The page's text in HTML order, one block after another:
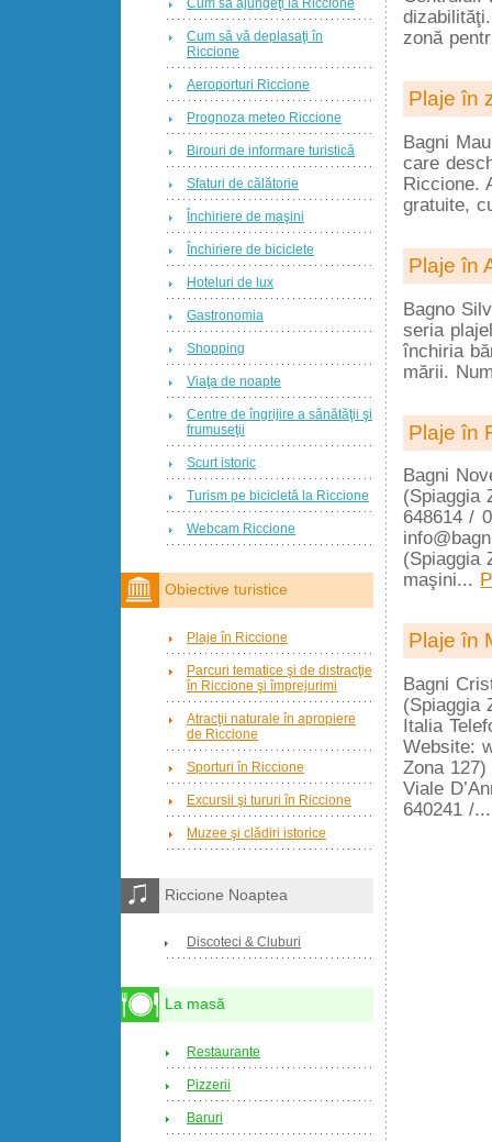
zonă
Plaje în
Bagni
care
Riccione.
gratuite,
Plaje în
Bagno
seria
închiria
mării.
Plaje în
Bagni
(Spiaggia
648614 /
(Spiaggia
maşini...
Plaje în
Bagni
(Spiaggia
Italia
Website:
Zona
Viale
640241 /
Cum să vă deplasaţi în
Riccione
Aeroporturi Riccione
Prognoza meteo Riccione
Birouri de informare turistică
Sfaturi de călătorie
Închiriere de maşini
Închiriere de biciclete
Hoteluri de lux
Gastronomia
Shopping
Viaţa de noapte
Centre de îngrijire a sănătăţii şi
frumuseţii
Scurt istoric
Turism pe bicicletă la Riccione
Webcam Riccione
Obiective turistice
Plaje în Riccione
Parcuri tematice şi de distracţie
în Riccione şi împrejurimi
Atracţii naturale în apropiere
de Riccione
Sporturi în Riccione
Excursii şi tururi în Riccione
Muzee şi clădiri istorice
Riccione Noaptea
Discoteci & Cluburi
La masă
Restaurante
Pizzerii
Baruri